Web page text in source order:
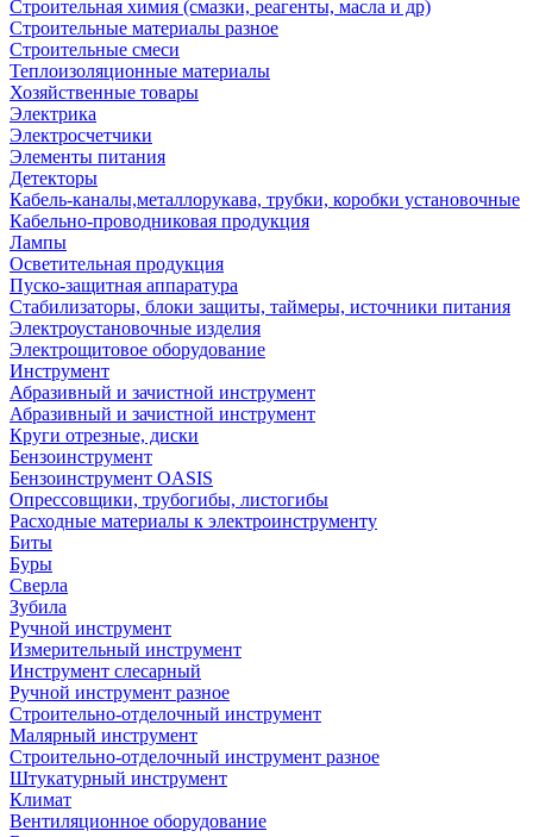
Строительная химия (смазки, реагенты, масла и др)
Строительные материалы разное
Строительные смеси
Теплоизоляционные материалы
Хозяйственные товары
Электрика
Электросчетчики
Элементы питания
Детекторы
Кабель-каналы,металлорукава, трубки, коробки установочные
Кабельно-проводниковая продукция
Лампы
Осветительная продукция
Пуско-защитная аппаратура
Стабилизаторы, блоки защиты, таймеры, источники питания
Электроустановочные изделия
Электрощитовое оборудование
Инструмент
Абразивный и зачистной инструмент
Абразивный и зачистной инструмент
Круги отрезные, диски
Бензоинструмент
Бензоинструмент OASIS
Опрессовщики, трубогибы, листогибы
Расходные материалы к электроинструменту
Биты
Буры
Сверла
Зубила
Ручной инструмент
Измерительный инструмент
Инструмент слесарный
Ручной инструмент разное
Строительно-отделочный инструмент
Малярный инструмент
Строительно-отделочный инструмент разное
Штукатурный инструмент
Климат
Вентиляционное оборудование